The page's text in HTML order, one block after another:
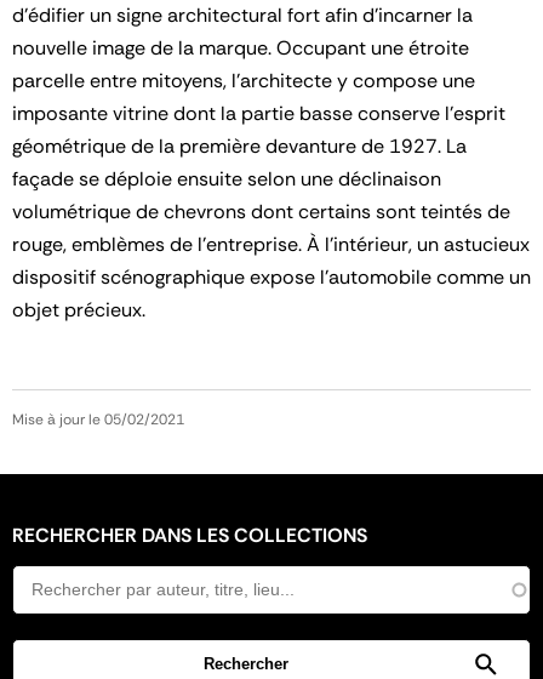
d’édifier un signe architectural fort afin d’incarner la
nouvelle image de la marque. Occupant une étroite
parcelle entre mitoyens, l’architecte y compose une
imposante vitrine dont la partie basse conserve l’esprit
géométrique de la première devanture de 1927. La
façade se déploie ensuite selon une déclinaison
volumétrique de chevrons dont certains sont teintés de
rouge, emblèmes de l’entreprise. À l’intérieur, un astucieux
dispositif scénographique expose l’automobile comme un
objet précieux.
Mise à jour le 05/02/2021
RECHERCHER DANS LES COLLECTIONS